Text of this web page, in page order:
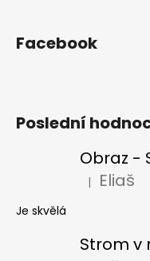
Facebook
Poslední
Obraz -
Hodnocení
| Eliaš
Je skvělá
Strom v